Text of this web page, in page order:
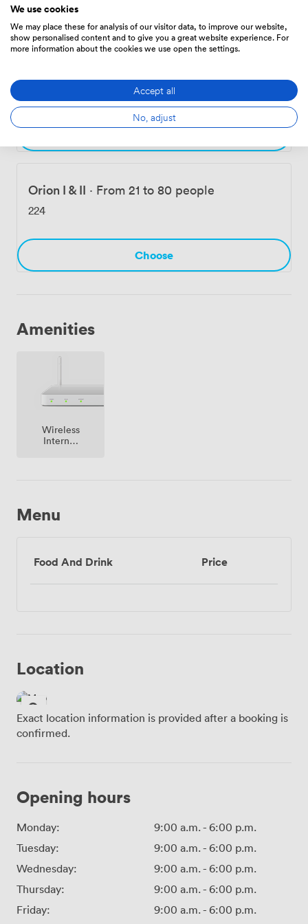
Orion I & II · From 21 to 80 people
224
Choose
Amenities
Wireless
Internet
Menu
Food And Drink Price
Location
Exact location information is provided after a booking is
confirmed.
Opening hours
Monday: 9:00 a.m.- 6:00 p.m.
Tuesday:
9:00 a.m.- 6:00 p.m.
Wednesday:
9:00 a.m.- 6:00 p.m.
Thursday:
9:00 a.m.- 6:00 p.m.
Friday:
9:00 a.m.- 6:00 p.m.
We use cookies
We may place these for analysis of our visitor data, to improve our website,
show personalised content and to give you a great website experience. For
more information about the cookies we use open the settings.
Accept all
No, adjust